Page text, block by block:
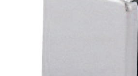
GUIDE : CHOIX PAR UTILISATION